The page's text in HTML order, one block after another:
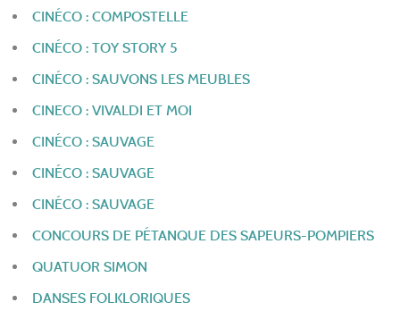
CINÉCO : COMPOSTELLE
CINÉCO : TOY STORY 5
CINÉCO : SAUVONS LES MEUBLES
CINECO : VIVALDI ET MOI
CINÉCO : SAUVAGE
CINÉCO : SAUVAGE
CINÉCO : SAUVAGE
CONCOURS DE PÉTANQUE DES SAPEURS-POMPIERS
QUATUOR SIMON
DANSES FOLKLORIQUES